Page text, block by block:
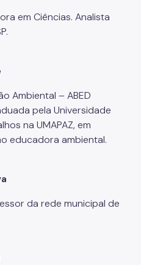
em Ciências. Analista
Ambiental – ABED
pela Universidade
na UMAPAZ, em
educadora ambiental.
da rede municipal de